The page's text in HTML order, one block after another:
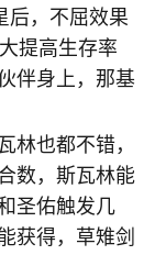
后，不屈效果
提高生存率
伴身上，那基
林也都不错，
数，斯瓦林能
圣佑触发几
获得，草雉剑